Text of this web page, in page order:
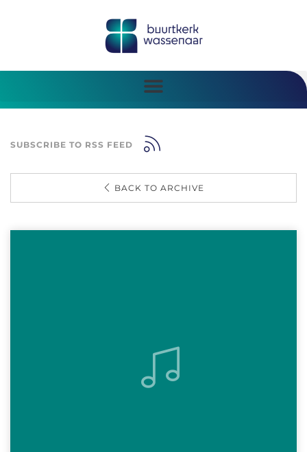
SUBSCRIBE TO RSS FEED
BACK TO ARCHIVE